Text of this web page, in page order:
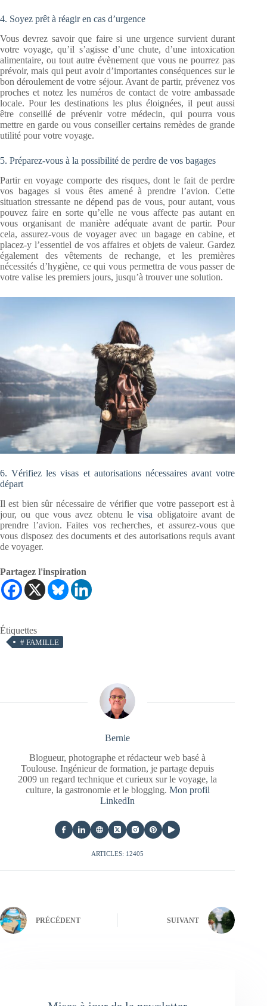
4. Soyez prêt à réagir en cas d’urgence
Vous devrez savoir que faire si une urgence survient durant
votre voyage, qu’il s’agisse d’une chute, d’une intoxication
alimentaire, ou tout autre évènement que vous ne pourrez pas
prévoir, mais qui peut avoir d’importantes conséquences sur le
bon déroulement de votre séjour. Avant de partir, prévenez vos
proches et notez les numéros de contact de votre ambassade
locale. Pour les destinations les plus éloignées, il peut aussi
être conseillé de prévenir votre médecin, qui pourra vous
mettre en garde ou vous conseiller certains remèdes de grande
utilité pour votre voyage.
5. Préparez-vous à la possibilité de perdre de vos bagages
Partir en voyage comporte des risques, dont le fait de perdre
vos bagages si vous êtes amené à prendre l’avion. Cette
situation stressante ne dépend pas de vous, pour autant, vous
pouvez faire en sorte qu’elle ne vous affecte pas autant en
vous organisant de manière adéquate avant de partir. Pour
cela, assurez-vous de voyager avec un bagage en cabine, et
placez-y l’essentiel de vos affaires et objets de valeur. Gardez
également des vêtements de rechange, et les premières
nécessités d’hygiène, ce qui vous permettra de vous passer de
votre valise les premiers jours, jusqu’à trouver une solution.
6. Vérifiez les visas et autorisations nécessaires avant votre
départ
Il est bien sûr nécessaire de vérifier que votre passeport est à
jour, ou que vous avez obtenu levisa obligatoire avant de
prendre l’avion. Faites vos recherches, et assurez-vous que
vous disposez des documents et des autorisations requis avant
de voyager.
Partagez l'inspiration
Étiquettes
# FAMILLE
Bernie
Blogueur, photographe et rédacteur web basé à
Toulouse. Ingénieur de formation, je partage depuis
2009 un regard technique et curieux sur le voyage, la
culture, la gastronomie et le blogging. Mon profil
LinkedIn
ARTICLES: 12405
PRÉCÉDENT SUIVANT